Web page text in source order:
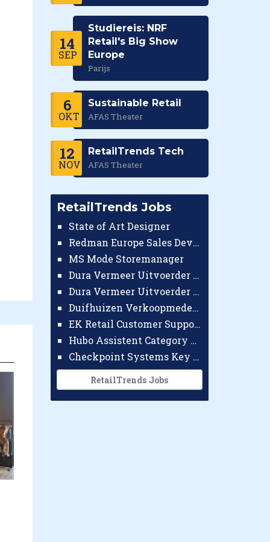
14
SEP
Studiereis: NRF
Retail's Big Show
Europe
Parijs
6
OKT
Sustainable Retail
AFAS Theater
12
NOV
RetailTrends Tech
AFAS Theater
RetailTrends Jobs
State of Art Designer
Redman Europe Sales Developer (Europe)
MS Mode Storemanager
Dura Vermeer Uitvoerder GWW Amsterdam
Dura Vermeer Uitvoerder Civiel Nijmegen
Duifhuizen Verkoopmedewerker Ridderkerk
EK Retail Customer Support Omnichannel
Hubo Assistent Category Manager
Checkpoint Systems Key Accountmanager Benelux
RetailTrends Jobs